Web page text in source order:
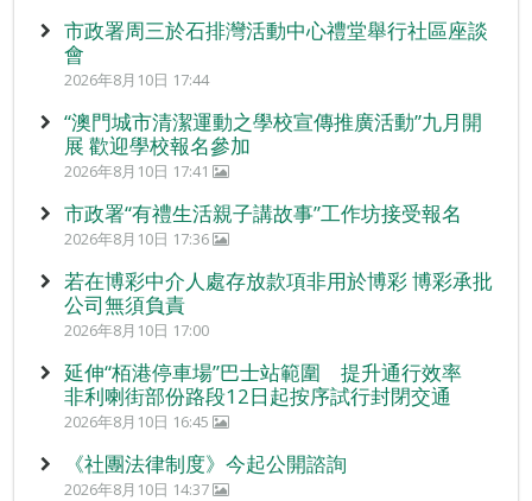
市政署周三於石排灣活動中心禮堂舉行社區座談
會
2026年8月10日 17:44
“澳門城市清潔運動之學校宣傳推廣活動”九月開
展 歡迎學校報名參加
2026年8月10日 17:41
市政署“有禮生活親子講故事”工作坊接受報名
2026年8月10日 17:36
若在博彩中介人處存放款項非用於博彩 博彩承批
公司無須負責
2026年8月10日 17:00
延伸“栢港停車場”巴士站範圍 提升通行效率
非利喇街部份路段12日起按序試行封閉交通
2026年8月10日 16:45
《社團法律制度》今起公開諮詢
2026年8月10日 14:37